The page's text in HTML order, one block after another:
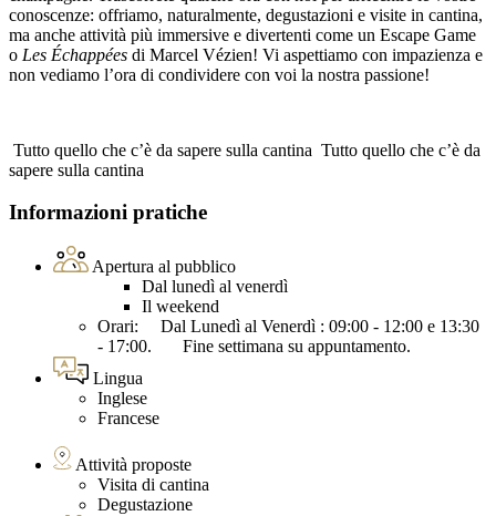
conoscenze: offriamo, naturalmente, degustazioni e visite in cantina,
ma anche attività più immersive e divertenti come un Escape Game
o Les Échappées di Marcel Vézien! Vi aspettiamo con impazienza e
non vediamo l’ora di condividere con voi la nostra passione!
Tutto quello che c’è da sapere sulla cantina Tutto quello che c’è da
sapere sulla cantina
Informazioni pratiche
Apertura al pubblico
Dal lunedì al venerdì
Il weekend
Orari: Dal Lunedì al Venerdì : 09:00 - 12:00 e 13:30
- 17:00. Fine settimana su appuntamento.
Lingua
Inglese
Francese
Attività proposte
Visita di cantina
Degustazione